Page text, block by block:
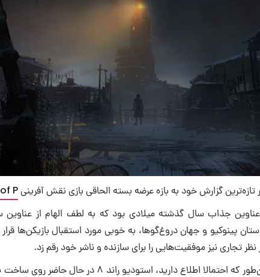
تازه‌ترین گزارش خود به بازه عرضه بسته الحاقی بازی نقش آفرینیP
جذاب سال گذشته میلادی بود که به لطف الهام از
پینوکیو و جهان دروغ‌گوها، به خوبی مورد استقبال بازیکن‌ها
نظر تجاری نیز موفقیت‌هایی را برای سازنده و ناشر خود رقم زد.
در همین راستا، همان‌طور که احتمالا اطلاع دارید،